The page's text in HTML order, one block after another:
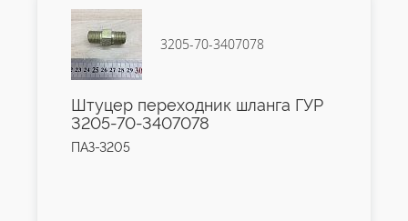
3205-70-3407078
Штуцер переходник шланга ГУР
3205-70-3407078
ПАЗ-3205